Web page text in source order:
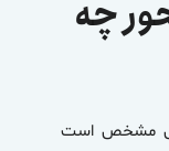
چه
مشخص است